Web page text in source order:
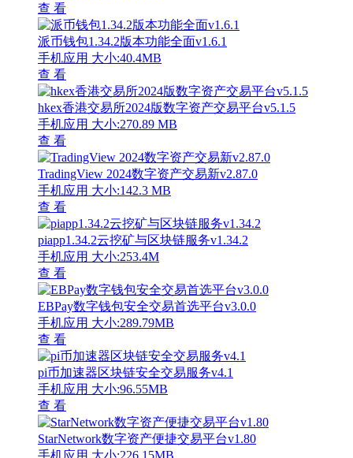
查 看
派币钱包1.34.2版本功能全面v1.6.1
手机应用 大小:40.4MB
查 看
hkex香港交易所2024版数字资产交易平台v5.1.5
手机应用 大小:270.89 MB
查 看
TradingView 2024数字资产交易新v2.87.0
手机应用 大小:142.3 MB
查 看
piapp1.34.2云挖矿与区块链服务v1.34.2
手机应用 大小:253.4M
查 看
EBPay数字钱包安全交易首选平台v3.0.0
手机应用 大小:289.79MB
查 看
pi币加速器区块链安全交易服务v4.1
手机应用 大小:96.55MB
查 看
StarNetwork数字资产便捷交易平台v1.80